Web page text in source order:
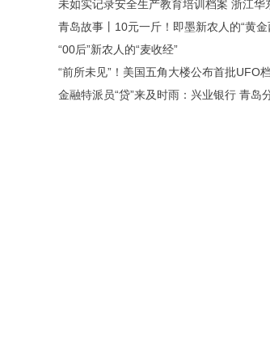
青岛故事丨10元一斤！即墨新农人的“黄金
“00后”新农人的“麦收经”
“前所未见”！美国五角大楼公布首批UFO